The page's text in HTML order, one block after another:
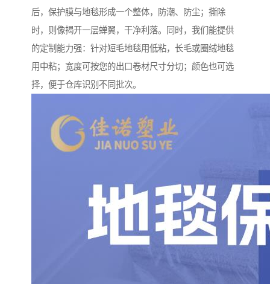
后，保护膜与地毯形成一个整体，防潮、防尘；撕除
时，则像揭开一层蝉翼，干净利落。同时，我们能提供
的定制能力强：针对短毛地毯用低粘，长毛或圈绒地毯
用中粘；宽度可按您的出口卷材尺寸分切；颜色也可选
择，便于仓库识别不同批次。